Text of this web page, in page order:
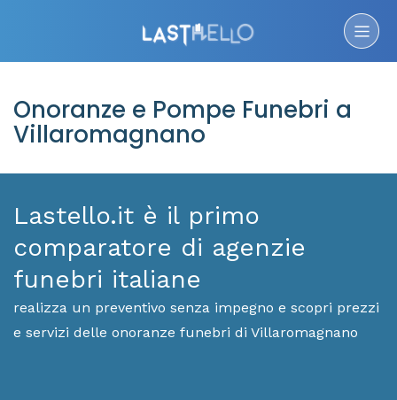
Onoranze e Pompe Funebri a
Villaromagnano
Lastello.it è il primo
comparatore di agenzie
funebri italiane
realizza un preventivo senza impegno e scopri prezzi
e servizi delle onoranze funebri di Villaromagnano